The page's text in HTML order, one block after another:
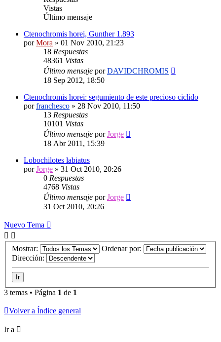
Vistas
Último mensaje
Ctenochromis horei, Gunther 1.893
porMora » 01 Nov 2010, 21:23
18 Respuestas
48361 Vistas
Último mensaje porDAVIDCHROMIS
18 Sep 2012, 18:50
Ctenochromis horei: segumiento de este precioso ciclido
porfranchesco » 28 Nov 2010, 11:50
13 Respuestas
10101 Vistas
Último mensaje porJorge
18 Abr 2011, 15:39
Lobochilotes labiatus
porJorge » 31 Oct 2010, 20:26
0 Respuestas
4768 Vistas
Último mensaje porJorge
31 Oct 2010, 20:26
Nuevo Tema
Mostrar:
Ordenar por:
Dirección:
3 temas • Página 1 de 1
Volver a Índice general
Ir a